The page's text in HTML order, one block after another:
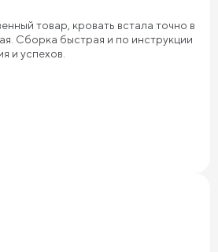
товар, кровать встала точно в
Сборка быстрая и по инструкции
и успехов.